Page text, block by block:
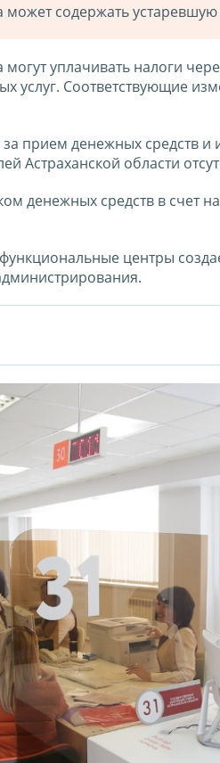
может содержать
могут уплачивать налоги
услуг. Соответствующие
прием денежных средств
Астраханской области
денежных средств в счет
центры